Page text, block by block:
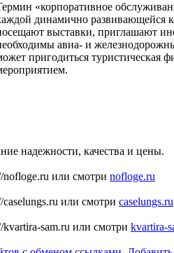
«корпоративное
динамично развивающейся
выставки, приглашают
авиа- и
пригодиться туристическая
надежности, качества и цены.
или смотри nofloge.ru
или смотри caselungs.ru
sam.ru или смотри kvartira-